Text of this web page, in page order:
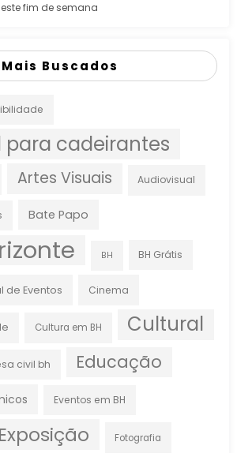
fim de semana
Mais Buscados
para cadeirantes
Artes Visuais Audiovisual
Bate Papo
BH BH Grátis
de Eventos Cinema
Cultura em BH Cultural
civil bh Educação
Eventos em BH
Exposição Fotografia